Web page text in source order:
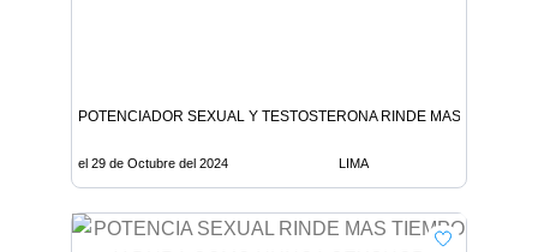
POTENCIADOR SEXUAL Y TESTOSTERONA RINDE MAS
el 29 de Octubre del 2024 LIMA